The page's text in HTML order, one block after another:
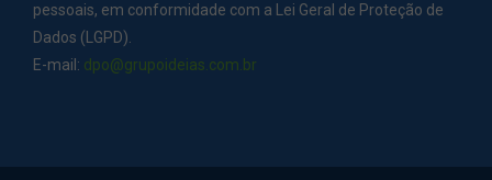
pessoais, em conformidade com a Lei Geral de Proteção de
Dados (LGPD).
E-mail: dpo@grupoideias.com.br